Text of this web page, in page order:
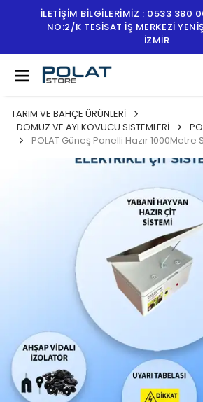
İLETİŞİM BİLGİLERİMİZ :
NO:2/K TESISAT İŞ
TARIM VE BAHÇE ÜRÜNLERİ
DOMUZ VE AYI KOVUCU SİSTEMLERİ
POLAT Güneş Panelli Hazır 1000Metre